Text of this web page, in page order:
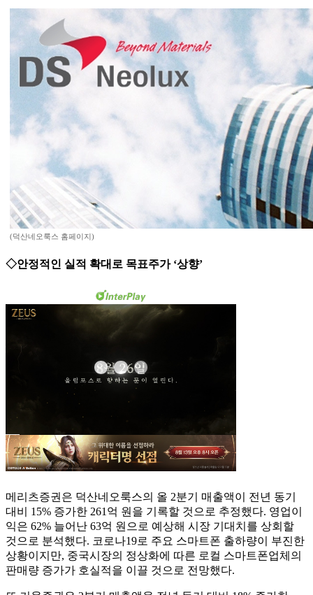
(덕산네오룩스 홈페이지)
◇안정적인 실적 확대로 목표주가 ‘상향’
메리츠증권은 덕산네오룩스의 올 2분기 매출액이 전년 동기
대비 15% 증가한 261억 원을 기록할 것으로 추정했다. 영업이
익은 62% 늘어난 63억 원으로 예상해 시장 기대치를 상회할
것으로 분석했다. 코로나19로 주요 스마트폰 출하량이 부진한
상황이지만, 중국시장의 정상화에 따른 로컬 스마트폰업체의
판매량 증가가 호실적을 이끌 것으로 전망했다.